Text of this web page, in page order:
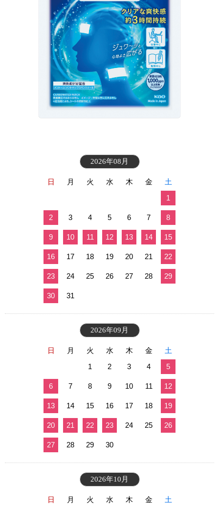
2026年08月
日 月 火 水 木 金
土
1
2 3 4 5 6 7 8
9 10 11 12 13 14 15
16 17 18 19 20 21 22
23 24 25 26 27 28 29
30 31
2026年09月
日 月 火 水 木 金
土
1
2 3 4 5
6 7 8 9 10 11 12
13 14 15 16 17 18 19
20 21 22 23 24 25 26
27 28 29 30
2026年10月
日 月 火 水 木 金
土